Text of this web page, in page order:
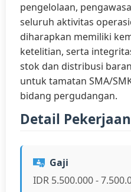
pengelolaan,
seluruh aktivitas
diharapkan memiliki
ketelitian, serta
stok dan distribusi
untuk tamatan SMA/
bidang pergudangan.
Detail Pekerjaan
Gaji
IDR 5.500.000 -